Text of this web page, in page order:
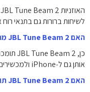
לשיחות ברורות גם בתנאי
האם JBL Tune Beam 2 מתאימות לשימוש עם מכשירי iPhone?
אותן גם ל‑iPhone ולמכשירים נוספים.
האם JBL Tune Beam 2 תומכות בעוזרת קולית?